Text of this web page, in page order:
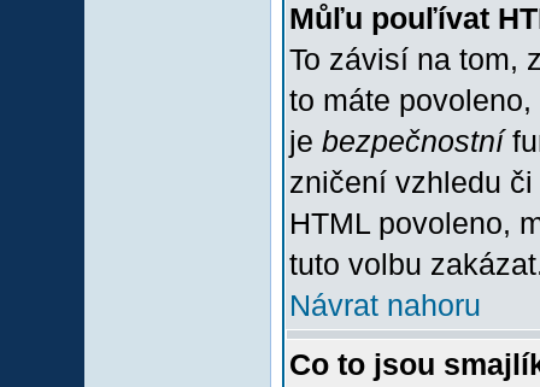
Můľu pouľívat
To závisí na tom,
to máte
je bezpečnostní
zničení vzhledu
HTML povoleno,
tuto volbu
Návrat nahoru
Co to jsou